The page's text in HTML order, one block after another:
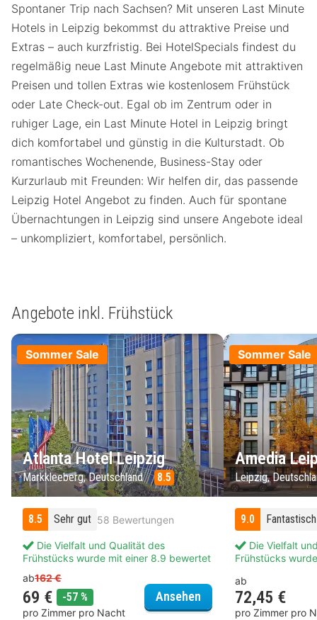
Spontaner Trip nach Sachsen? Mit unseren Last Minute
Hotels in Leipzig bekommst du attraktive Preise und
Extras – auch kurzfristig. Bei HotelSpecials findest du
regelmäßig neue Last Minute Angebote mit attraktiven
Preisen und tollen Extras wie kostenlosem Frühstück
oder Late Check-out. Egal ob im Zentrum oder in
ruhiger Lage, ein Last Minute Hotel in Leipzig bringt
dich komfortabel und günstig in die Kulturstadt. Ob
romantisches Wochenende, Business-Stay oder
Kurzurlaub mit Freunden: Wir helfen dir, das passende
Leipzig Hotel Angebot zu finden. Auch für spontane
Übernachtungen in Leipzig sind unsere Angebote ideal
– unkompliziert, komfortabel, persönlich.
Angebote inkl. Frühstück
Sommer Sale
Atlanta Hotel Leipzig
Markkleeberg, Deutschland 8.5
8.5 Sehr gut 58 Bewertungen
Die Vielfalt und Qualität des
Frühstücks wurde mit einer 8.9 bewertet
ab162 €
69 € -57 %
pro Zimmer pro Nacht
Ansehen Atlanta Hotel Leipzig
Sommer Sale
Amedia
Leipzig,
9.0 Fantastisch
Die Vielfalt
Frühstücks
ab
72,45 €
pro Zimmer pro